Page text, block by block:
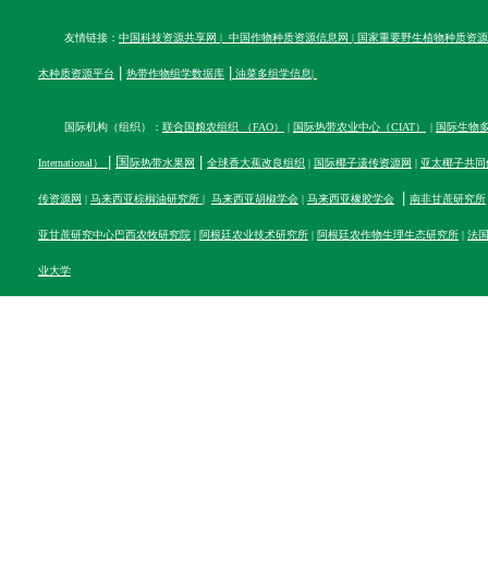
友情链接： 中国科技资源共享网 | 中国作物种质资源信息网 | 国家重要野生植物种质资
木种质资源平台 热带作物组学数据库| 油菜多组学信息|
国际机构（组织）： 联合国粮农组织 （FAO） | 国际热带农业中心（CIAT） | 国际生物
International） 国际热带水果网 全球香大蕉改良组织 | 国际椰子遗传资源网 | 亚太椰子共同
传资源网 | 马来西亚棕榈油研究所 | 马来西亚胡椒学会| 马来西亚橡胶学会 南非甘蔗研究所
亚甘蔗研究中心巴西农牧研究院| 阿根廷农业技术研究所| 阿根廷农作物生理生态研究所| 法
业大学